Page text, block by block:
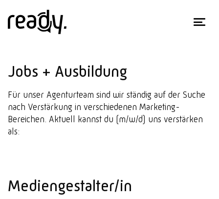
Jobs + Ausbildung
Für unser Agenturteam sind wir ständig auf der Suche
nach Verstärkung in verschiedenen Marketing-
Bereichen. Aktuell kannst du (m/w/d) uns verstärken
als:
Mediengestalter/in